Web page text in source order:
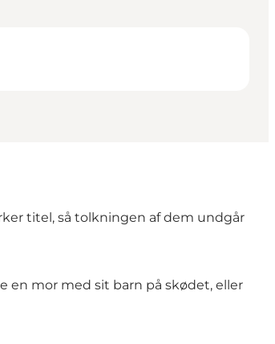
titel, så tolkningen af dem undgår
en mor med sit barn på skødet, eller